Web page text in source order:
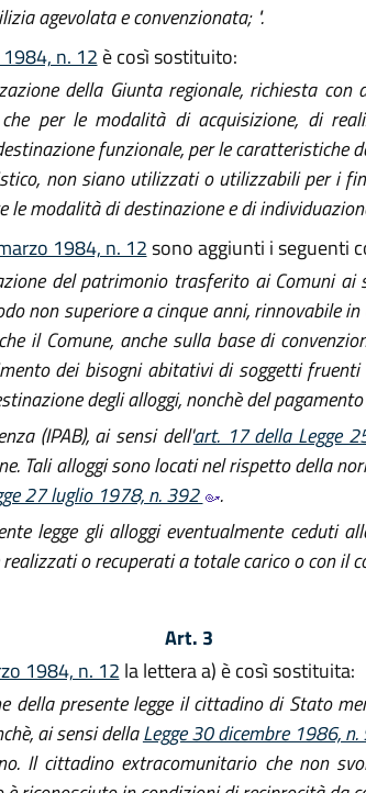
agevolata e convenzionata; ".
n. 12 è così sostituito:
della Giunta regionale, richiesta
per le modalità di acquisizione, di
funzionale, per le
non siano utilizzati o utilizzabili per i
le modalità di destinazione e di
1984, n. 12sono aggiunti i seguenti
del patrimonio trasferito ai Comuni
non superiore a cinque anni, rinnovabile
il Comune, anche sulla base di
dei bisogni abitativi di soggetti
degli alloggi, nonchè del
(IPAB), ai sensi dell'art. 17 della Legge
Tali alloggi sono locati nel rispetto della
27 luglio 1978, n. 392
.
legge gli alloggi eventualmente ceduti
o recuperati a totale carico o con il
Art. 3
1984, n. 12 la lettera a) è così sostituita:
presente legge il cittadino di Stato
ai sensi dellaLegge 30 dicembre 1986,
Il cittadino extracomunitario che non